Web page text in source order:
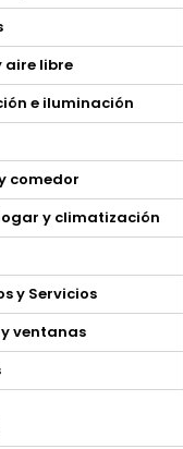
aire libre
e iluminación
comedor
y climatización
y Servicios
ventanas